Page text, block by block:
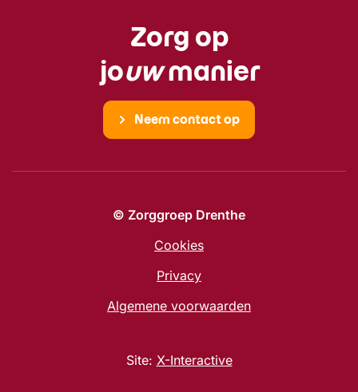
Zorg op
jouwmanier
Neem contact op
© Zorggroep Drenthe
Cookies
Privacy
Algemene voorwaarden
Site: X-Interactive